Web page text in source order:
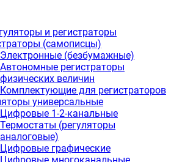
и регистраторы
(самописцы)
Электронные (безбумажные)
Автономные регистраторы
физических величин
Комплектующие для регистраторов
универсальные
Цифровые 1-2-канальные
Термостаты (регуляторы
аналоговые)
Цифровые графические